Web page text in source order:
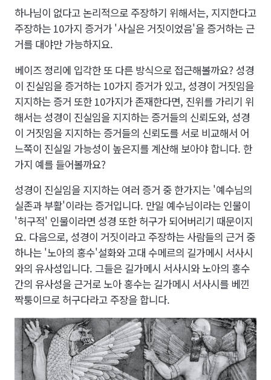
하나님이 없다고 논리적으로 주장하기 위해서는, 지지한다고
주장하는 10가지 증거가 '사실은 거짓이었음'을 증거하는 근
거를 대야만 가능하지요.
베이즈 정리에 입각한 또 다른 방식으로 접근해볼까요? 성경
이 진실임을 증거하는 10가지 증거가 있고, 성경이 거짓임을
지지하는 증거 또한 10가지가 존재한다면, 진위를 가리기 위
해서는 성경이 진실임을 지지하는 증거들의 신뢰도와, 성경
이 거짓임을 지지하는 증거들의 신뢰도를 서로 비교해서 어
느쪽이 진실일 가능성이 높은지를 계산해 보아야 합니다. 한
가지 예를 들어볼까요?
성경이 진실임을 지지하는 여러 증거 중 한가지는 '예수님의
실존과 부활'이라는 증거입니다. 만일 예수님이라는 인물이
'허구적' 인물이라면 성경 또한 허구가 되어버리기 때문이지
요. 다음으로, 성경이 거짓이라고 주장하는 사람들의 근거 중
하나는 '노아의 홍수'설화와 고대 수메르의 길가메시 서사시
와의 유사성입니다. 그들은 길가메시 서사시와 노아의 홍수
간의 유사성을 근거로 노아 홍수는 길가메시 서사시를 베낀
짝퉁이므로 허구다라고 주장을 합니다.